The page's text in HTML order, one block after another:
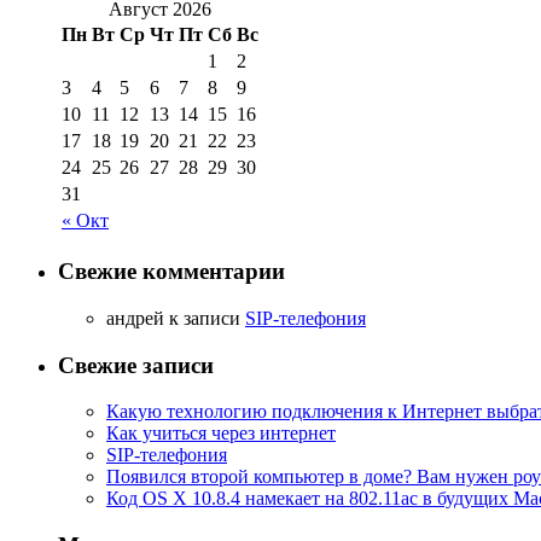
Август 2026
Пн Вт Ср Чт Пт Сб Вс
« Окт
1
2
3
4 5 6 7 8
9
10 11 12 13 14 15 16
17 18 19 20 21 22 23
24 25 26 27 28 29 30
31
Свежие комментарии
aндрей к записи SIP-телефония
Свежие записи
Какую технологию подключения к Интернет
Как учиться через интернет
SIP-телефония
Появился второй компьютер в доме? Вам нужен
Код OS X 10.8.4 намекает на 802.11ac в будущих